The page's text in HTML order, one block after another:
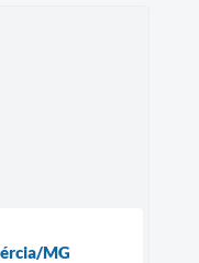
MG